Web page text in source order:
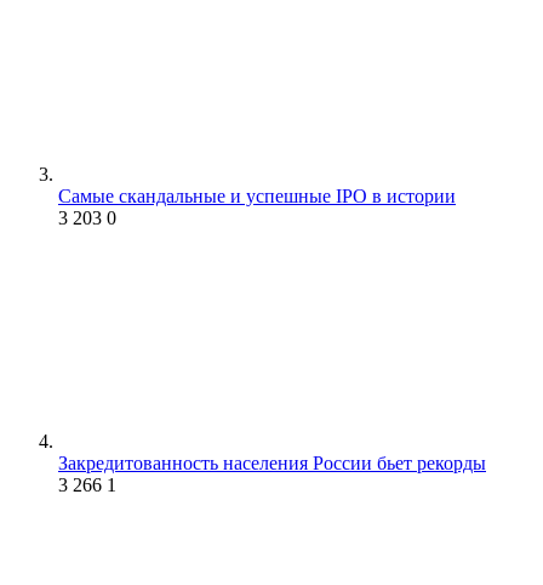
Самые скандальные и успешные IPO в истории
3 203 0
Закредитованность населения России бьет рекорды
3 266 1